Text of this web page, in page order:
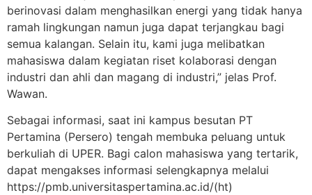
berinovasi dalam menghasilkan energi yang tidak hanya
ramah lingkungan namun juga dapat terjangkau bagi
semua kalangan. Selain itu, kami juga melibatkan
mahasiswa dalam kegiatan riset kolaborasi dengan
industri dan ahli dan magang di industri,” jelas Prof.
Wawan.
Sebagai informasi, saat ini kampus besutan PT
Pertamina (Persero) tengah membuka peluang untuk
berkuliah di UPER. Bagi calon mahasiswa yang tertarik,
dapat mengakses informasi selengkapnya melalui
https://pmb.universitaspertamina.ac.id/(ht)